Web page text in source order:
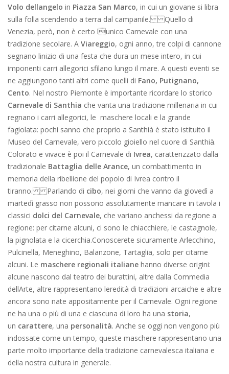
Volo dellangelo in Piazza San Marco, in cui un giovane si libra
sulla folla scendendo a terra dal campanile. Quello di
Venezia, però, non è certo lunico Carnevale con una
tradizione secolare. A Viareggio, ogni anno, tre colpi di cannone
segnano linizio di una festa che dura un mese intero, in cui
imponenti carri allegorici sfilano lungo il mare. A questi eventi se
ne aggiungono tanti altri come quelli di Fano, Putignano,
Cento. Nel nostro Piemonte è importante ricordare lo storico
Carnevale di Santhia che vanta una tradizione millenaria in cui
regnano i carri allegorici, le maschere locali e la grande
fagiolata: pochi sanno che proprio a Santhià è stato istituito il
Museo del Carnevale, vero piccolo gioiello nel cuore di Santhià.
Colorato e vivace è poi il Carnevale di Ivrea, caratterizzato dalla
tradizionale Battaglia delle Arance, un combattimento in
memoria della ribellione del popolo di Ivrea contro il
tiranno. Parlando di cibo, nei giorni che vanno da giovedì a
martedì grasso non possono assolutamente mancare in tavola i
classici dolci del Carnevale, che variano anchessi da regione a
regione: per citarne alcuni, ci sono le chiacchiere, le castagnole,
la pignolata e la cicerchia. Conoscerete sicuramente Arlecchino,
Pulcinella, Meneghino, Balanzone, Tartaglia, solo per citarne
alcuni. Le maschere regionali italiane hanno diverse origini:
alcune nascono dal teatro dei burattini, altre dalla Commedia
dellArte, altre rappresentano leredità di tradizioni arcaiche e altre
ancora sono nate appositamente per il Carnevale. Ogni regione
ne ha una o più di una e ciascuna di loro ha una storia,
un carattere, una personalità. Anche se oggi non vengono più
indossate come un tempo, queste maschere rappresentano una
parte molto importante della tradizione carnevalesca italiana e
della nostra cultura in generale.